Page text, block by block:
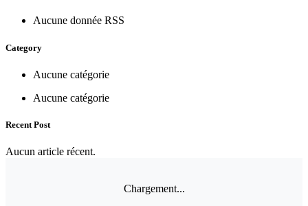
Aucune donnée RSS
Category
Aucune catégorie
Aucune catégorie
Recent Post
Aucun article récent.
Chargement...